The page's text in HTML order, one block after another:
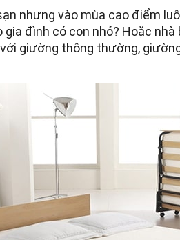
nhưng vào mùa cao điểm
đình có con nhỏ? Hoặc
giường thông thường,